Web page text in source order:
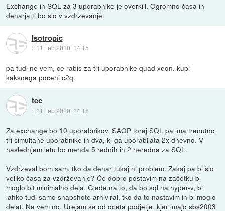
Exchange in SQL za 3 uporabnike je overkill. Ogromno časa in
denarja ti bo šlo v vzdrževanje.
Isotropic
:: 11. feb 2010, 14:15
pa tudi ne vem, ce rabis za tri uporabnike quad xeon. kupi
kaksnega poceni c2q.
tec
:: 11. feb 2010, 14:18
Za exchange bo 10 uporabnikov, SAOP torej SQL pa ima trenutno
tri simultane uporabnike in dva, ki ga uporabljata 2x dnevno. V
naslednjem letu bo menda 5 rednih in 2 neredna za SQL.
Vzdrževal bom sam, tko da denar tukaj ni problem. Zakaj pa bi šlo
veliko časa za vzdrževanje? Če dobro postavim na začetku bi
moglo bit minimalno dela. Glede na to, da bo sql na hyper-v, bi
lahko tudi samo snapshote arhiviral, tko da to nastavim in bi moglo
delat. Ne vem no. Urejam se od oceta podjetje, kjer imajo sbs2003